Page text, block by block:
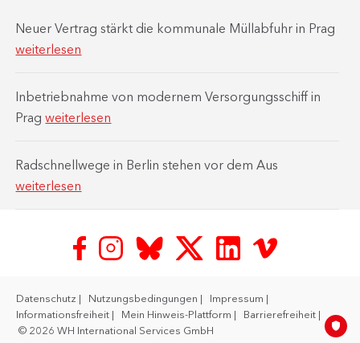
Neuer Vertrag stärkt die kommunale Müllabfuhr in Prag
weiterlesen
Inbetriebnahme von modernem Versorgungsschiff in
Pragweiterlesen
Radschnellwege in Berlin stehen vor dem Aus
weiterlesen
Datenschutz Nutzungsbedingungen
Impressum
Informationsfreiheit
Mein Hinweis-Plattform
Barrierefreiheit
© 2026 WH International Services GmbH